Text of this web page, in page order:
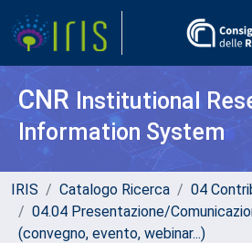
CNR Institutional
Information System
IRIS Catalogo Ricerca
04
04.04 Presentazione/
(convegno, evento, webinar...)